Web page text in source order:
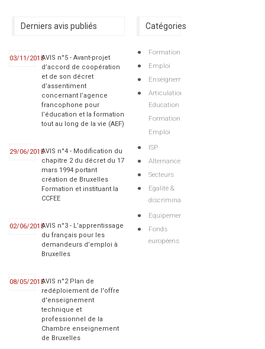
Derniers avis publiés
03/11/2015AVIS n°5 - Avant-projet
d’accord de coopération
et de son décret
d’assentiment
concernant l’agence
francophone pour
l’éducation et la formation
tout au long de la vie (AEF)
29/06/2015AVIS n°4 - Modification du
chapitre 2 du décret du 17
mars 1994 portant
création de Bruxelles
Formation et instituant la
CCFEE
02/06/2015AVIS n°3 - L’apprentissage
du français pour les
demandeurs d’emploi à
Bruxelles
08/05/2015AVIS n°2 Plan de
redéploiement de l'offre
d'enseignement
technique et
professionnel de la
Chambre enseignement
de Bruxelles
Catégories
Formation
Emploi
Enseignement
Articulations
Education
Formation
Emploi
ISP
Alternance
Secteurs
Egalité &
discriminations
Equipements
Fonds
européens